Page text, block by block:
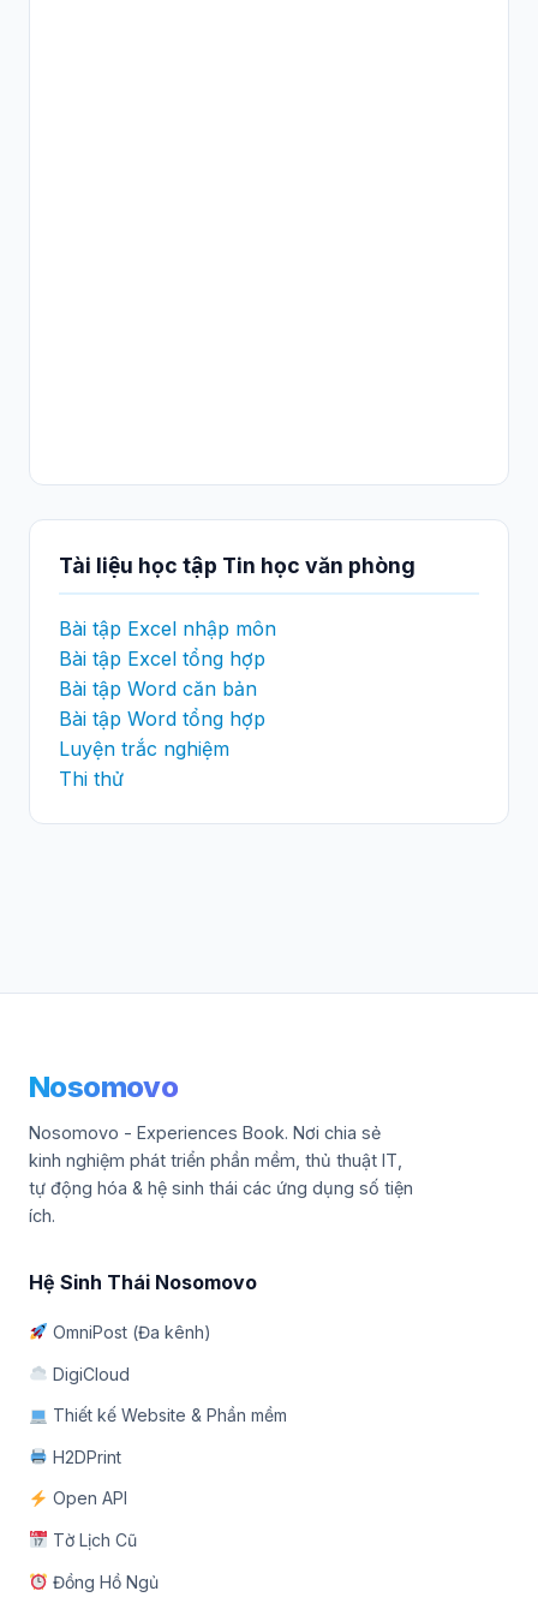
Tài liệu học tập Tin học văn phòng
Bài tập Excel nhập môn
Bài tập Excel tổng hợp
Bài tập Word căn bản
Bài tập Word tổng hợp
Luyện trắc nghiệm
Thi thử
Nosomovo
Nosomovo - Experiences Book. Nơi chia sẻ
kinh nghiệm phát triển phần mềm, thủ thuật IT,
tự động hóa & hệ sinh thái các ứng dụng số tiện
ích.
Hệ Sinh Thái Nosomovo
OmniPost (Đa kênh)
DigiCloud
Thiết kế Website & Phần mềm
H2DPrint
Open API
Tờ Lịch Cũ
Đồng Hồ Ngủ